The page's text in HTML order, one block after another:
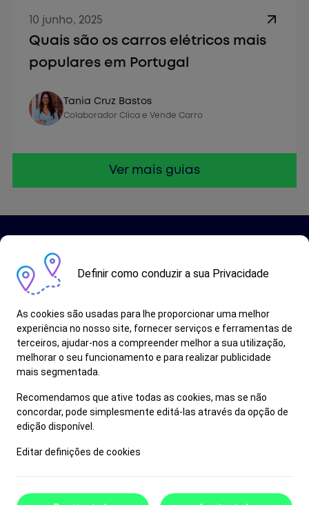
10 junho, 2025
Quais são os carros elétricos mais
populares em Portugal
Tania Cruz Bastos
Colaborador Clica e Vende Carro
Ver mais guias
Aviso legal
Politica de privacidade
Politica de cookies
Fale Connosco
© 2025 Clica e Vende Carro | Todos os direitos reservados.
Definir como conduzir a sua Privacidade
As cookies são usadas para lhe proporcionar uma melhor
experiência no nosso site, fornecer serviços e ferramentas de
terceiros, ajudar-nos a compreender melhor a sua utilização,
melhorar o seu funcionamento e para realizar publicidade
mais segmentada.
Recomendamos que ative todas as cookies, mas se não
concordar, pode simplesmente editá-las através da opção de
edição disponível.
Editar definições de cookies